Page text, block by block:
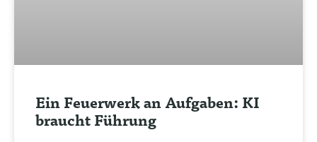
Ein Feuerwerk an Aufgaben: KI
braucht Führung